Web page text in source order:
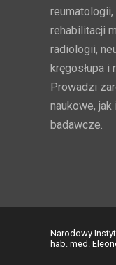
reumatologii,
rehabilitacji
radiologii,
kręgosłupa i
Prowadzi
naukowe, jak
badawcze.
Narodowy
hab. med.